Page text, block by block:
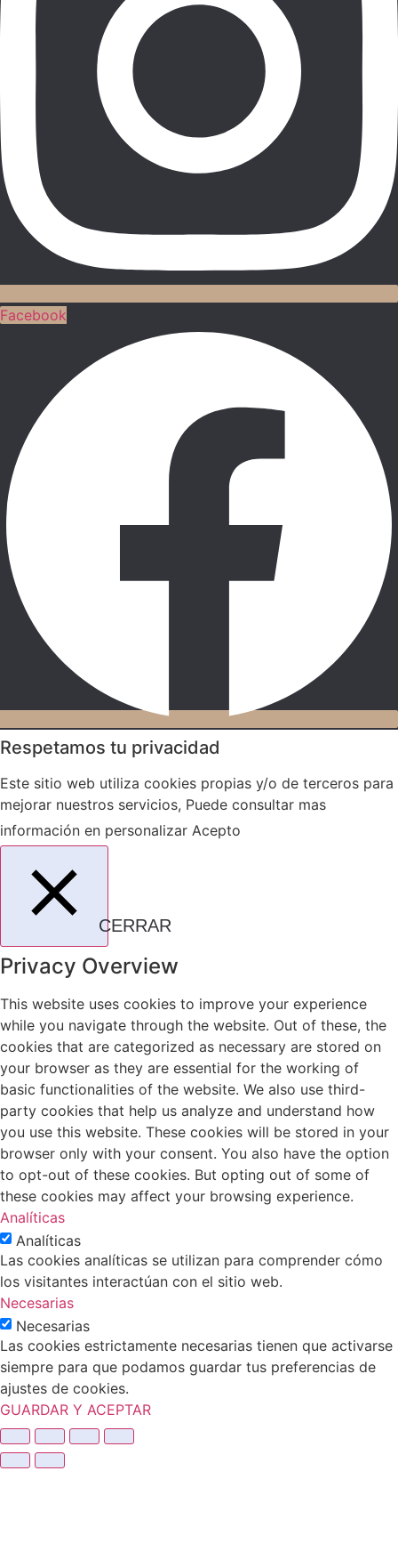
Facebook
Respetamos tu privacidad
Este sitio web utiliza cookies propias y/o de terceros para
mejorar nuestros servicios, Puede consultar mas
información en personalizar Acepto
CERRAR
Privacy Overview
This website uses cookies to improve your experience
while you navigate through the website. Out of these, the
cookies that are categorized as necessary are stored on
your browser as they are essential for the working of
basic functionalities of the website. We also use third-
party cookies that help us analyze and understand how
you use this website. These cookies will be stored in your
browser only with your consent. You also have the option
to opt-out of these cookies. But opting out of some of
these cookies may affect your browsing experience.
Analíticas
Analíticas
Las cookies analíticas se utilizan para comprender cómo
los visitantes interactúan con el sitio web.
Necesarias
Necesarias
Las cookies estrictamente necesarias tienen que activarse
siempre para que podamos guardar tus preferencias de
ajustes de cookies.
GUARDAR Y ACEPTAR